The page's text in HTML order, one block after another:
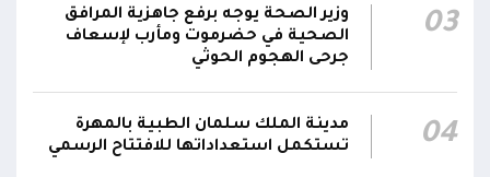
15:22
03
وزير الصحة يوجه برفع جاهزية المرافق
الصحية في حضرموت ومأرب لإسعاف
جرحى الهجوم الحوثي
04
مدينة الملك سلمان الطبية بالمهرة
تستكمل استعداداتها للافتتاح الرسمي